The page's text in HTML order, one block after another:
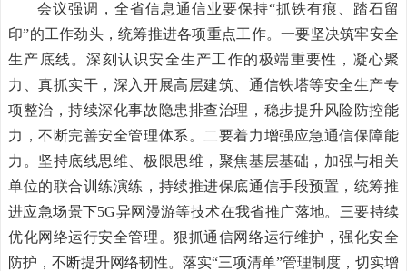
会议强调，全省信息通信业要保持“抓铁有痕、踏石留
印”的工作劲头，统筹推进各项重点工作。一要坚决筑牢安全
生产底线。深刻认识安全生产工作的极端重要性，凝心聚
力、真抓实干，深入开展高层建筑、通信铁塔等安全生产专
项整治，持续深化事故隐患排查治理，稳步提升风险防控能
力，不断完善安全管理体系。二要着力增强应急通信保障能
力。坚持底线思维、极限思维，聚焦基层基础，加强与相关
单位的联合训练演练，持续推进保底通信手段预置，统筹推
进应急场景下5G异网漫游等技术在我省推广落地。三要持续
优化网络运行安全管理。狠抓通信网络运行维护，强化安全
防护，不断提升网络韧性。落实“三项清单”管理制度，切实增